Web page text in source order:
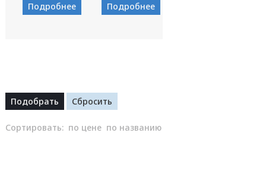
Подробнее Подробнее
Сортировать: по цене по названию